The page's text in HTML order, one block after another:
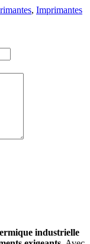
, Imprimantes
industrielle